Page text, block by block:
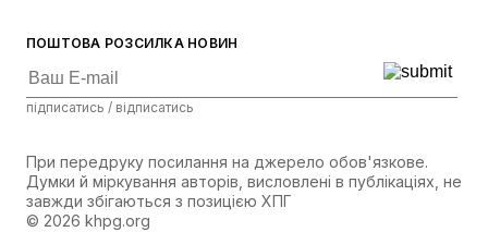
ПОШТОВА РОЗСИЛКА НОВИН
підписатись / відписатись
При передруку посилання на джерело обов'язкове.
Думки й міркування авторів, висловлені в публікаціях, не
завжди збігаються з позицією ХПГ
© 2026 khpg.org